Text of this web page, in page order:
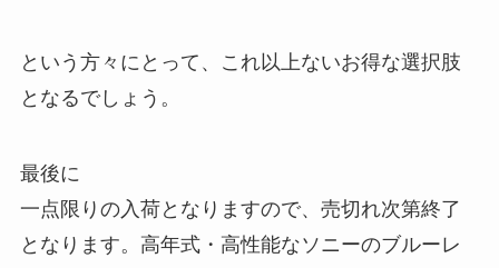
という方々にとって、これ以上ないお得な選択肢
となるでしょう。
最後に
一点限りの入荷となりますので、売切れ次第終了
となります。高年式・高性能なソニーのブルーレ